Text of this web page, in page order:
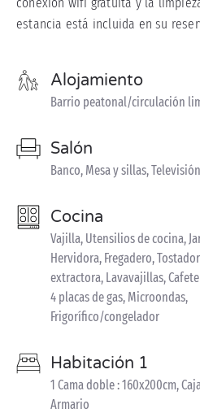
estancia está incluida en su
Alojamiento
Barrio peatonal/circulación
Salón
Banco, Mesa y sillas,
Cocina
Vajilla, Utensilios de cocina,
Hervidora, Fregadero,
extractora, Lavavajillas,
4 placas de gas, Microondas,
Frigorífico/congelador
Habitación 1
1 Cama doble : 160x200cm,
Armario